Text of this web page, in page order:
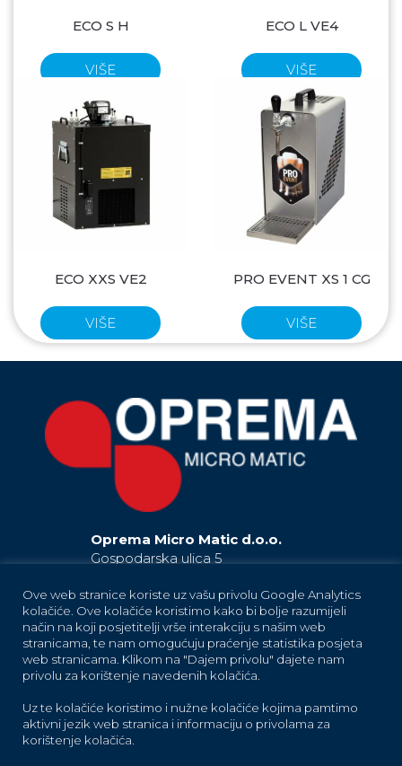
ECO S H
VIŠE
ECO L VE4
VIŠE
ECO XXS VE2
VIŠE
PRO EVENT XS 1 CG
VIŠE
Oprema Micro Matic d.o.o.
Gospodarska ulica 5
Hrvatska / Croatia
EU
+385 42 819 181 (Ludbreg)
+385 42 819 183 (Ludbreg)
+385 42 819 184 (Ludbreg)
+385 42 683 373
oprema-info@micro-matic.com
Ove web stranice koriste uz vašu privolu Google Analytics
kolačiće. Ove kolačiće koristimo kako bi bolje razumijeli
način na koji posjetitelji vrše interakciju s našim web
stranicama, te nam omogućuju praćenje statistika posjeta
web stranicama. Klikom na "Dajem privolu" dajete nam
privolu za korištenje navedenih kolačića.
Uz te kolačiće koristimo i nužne kolačiće kojima pamtimo
aktivni jezik web stranica i informaciju o privolama za
korištenje kolačića.